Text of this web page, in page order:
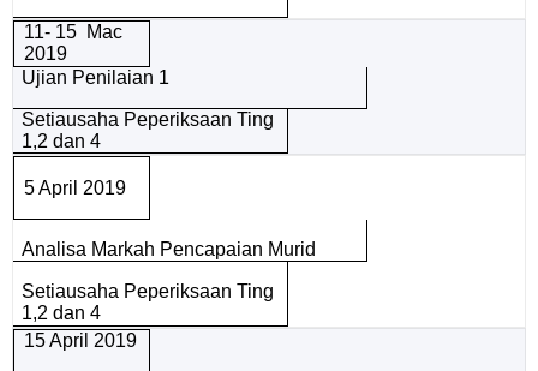
11- 15 Mac
2019
Ujian Penilaian 1
Setiausaha Peperiksaan Ting
1,2 dan 4
5 April 2019
Analisa Markah Pencapaian Murid
Setiausaha Peperiksaan Ting
1,2 dan 4
15 April 2019